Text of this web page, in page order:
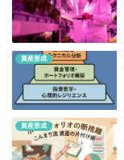
資産形成
資産形成